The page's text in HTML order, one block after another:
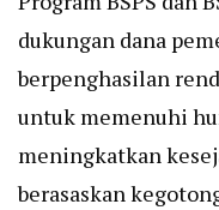
dukungan dana
berpenghasilan
untuk memenuhi
meningkatkan
berasaskan